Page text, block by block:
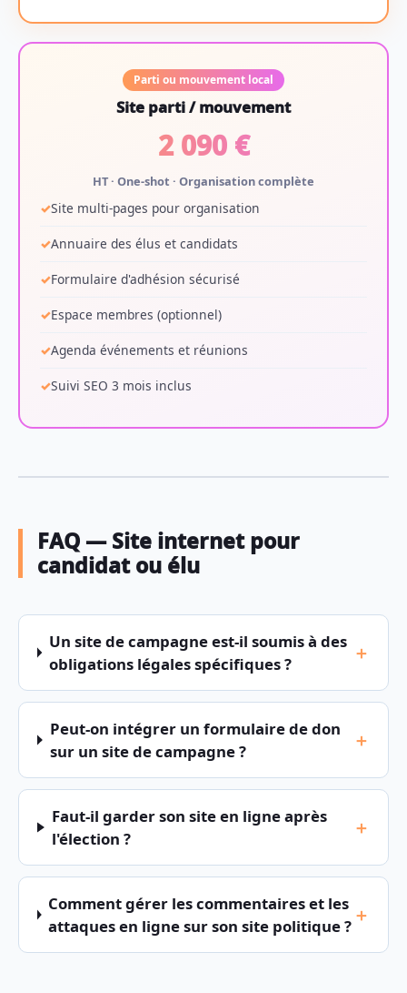
Parti ou mouvement local
Site parti / mouvement
2 090 €
HT · One-shot · Organisation complète
Site multi-pages pour organisation
Annuaire des élus et candidats
Formulaire d'adhésion sécurisé
Espace membres (optionnel)
Agenda événements et réunions
Suivi SEO 3 mois inclus
FAQ — Site internet pour
candidat ou élu
Un site de campagne est-il soumis à des
obligations légales spécifiques ?
Peut-on intégrer un formulaire de don
sur un site de campagne ?
Faut-il garder son site en ligne après
l'élection ?
Comment gérer les commentaires et les
attaques en ligne sur son site politique ?